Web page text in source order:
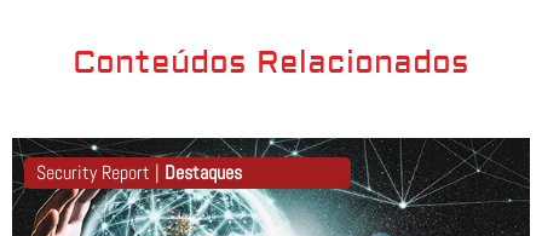
Conteúdos Relacionados
Security Report | Destaques